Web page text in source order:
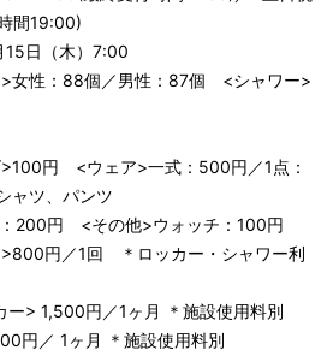
間19:00)
15日（木）7:00
：88個／男性：87個 <シャワー>
円 <ウェア>一式：500円／1点：
ャツ、パンツ
200円 <その他>ウォッチ：100円
円／1回 ＊ロッカー・シャワー利
ー> 1,500円／1ヶ月 ＊施設使用料別
円／ 1ヶ月 ＊施設使用料別